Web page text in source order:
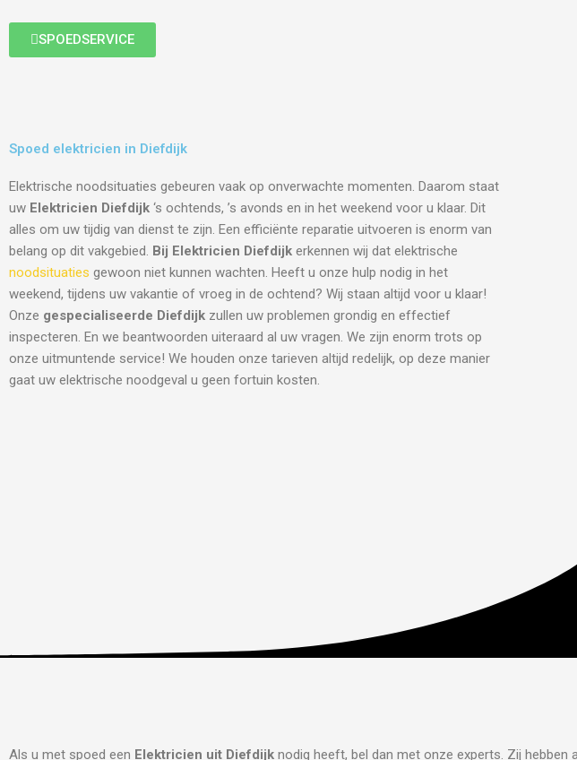
SPOEDSERVICE
Spoed elektricien in Diefdijk
Elektrische noodsituaties gebeuren vaak op onverwachte momenten. Daarom staat
uw Elektricien Diefdijk ‘s ochtends, ’s avonds en in het weekend voor u klaar. Dit
alles om uw tijdig van dienst te zijn. Een efficiënte reparatie uitvoeren is enorm van
belang op dit vakgebied. Bij Elektricien Diefdijk erkennen wij dat elektrische
noodsituaties gewoon niet kunnen wachten. Heeft u onze hulp nodig in het
weekend, tijdens uw vakantie of vroeg in de ochtend? Wij staan altijd voor u klaar!
Onze gespecialiseerde Diefdijk zullen uw problemen grondig en effectief
inspecteren. En we beantwoorden uiteraard al uw vragen. We zijn enorm trots op
onze uitmuntende service! We houden onze tarieven altijd redelijk, op deze manier
gaat uw elektrische noodgeval u geen fortuin kosten.
Als u met spoed een Elektricien uit Diefdijk nodig heeft, bel dan met onze experts. Zij